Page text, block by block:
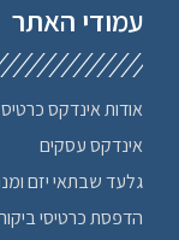
חשמלאים
טיולים
טכנולוגיה
יוגה בצפון
יודאיקה
עמודי האתר
אודות אינדקס
אינדקס עסקים
גלעד שבתאי יזם
הדפסת כרטיסי